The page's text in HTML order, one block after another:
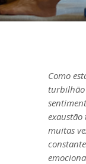
Como
turbilhão
muitas